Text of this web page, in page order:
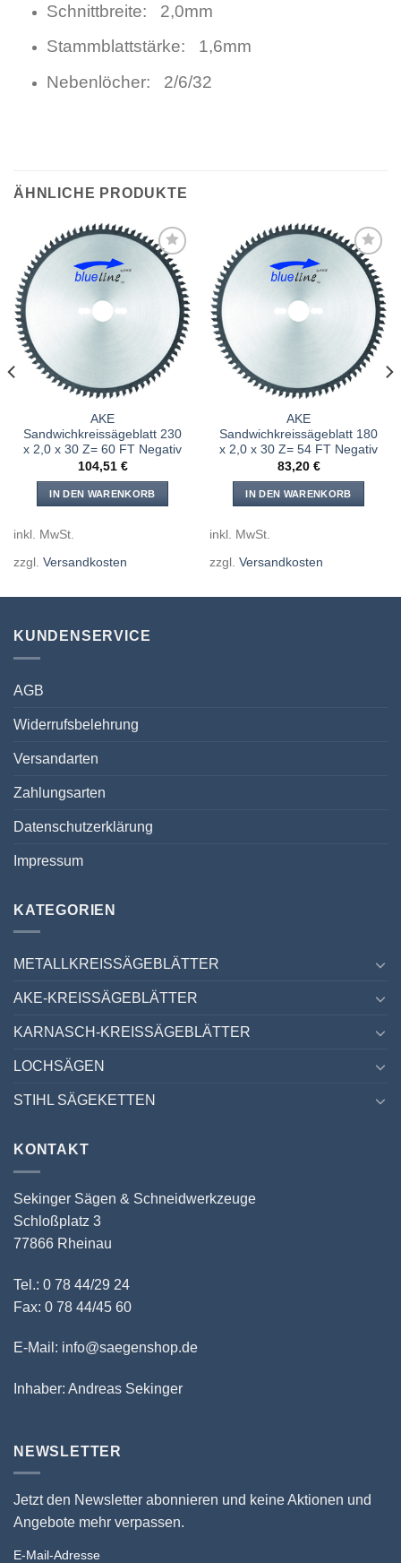
Schnittbreite: 2,0mm
Stammblattstärke: 1,6mm
Nebenlöcher: 2/6/32
ÄHNLICHE PRODUKTE
hinzufügen
AKE
Sandwichkreissägeblatt 230
x 2,0 x 30 Z= 60 FT Negativ
104,51 €
IN DEN WARENKORB
inkl. MwSt.
zzgl. Versandkosten
hinzufügen
AKE
Sandwichkreissägeblatt 180
x 2,0 x 30 Z= 54 FT Negativ
83,20 €
IN DEN WARENKORB
inkl. MwSt.
zzgl. Versandkosten
KUNDENSERVICE
AGB
Widerrufsbelehrung
Versandarten
Zahlungsarten
Datenschutzerklärung
Impressum
KATEGORIEN
METALLKREISSÄGEBLÄTTER
AKE-KREISSÄGEBLÄTTER
KARNASCH-KREISSÄGEBLÄTTER
LOCHSÄGEN
STIHL SÄGEKETTEN
KONTAKT
Sekinger Sägen & Schneidwerkzeuge
Schloßplatz 3
77866 Rheinau
Tel.: 0 78 44/29 24
Fax: 0 78 44/45 60
E-Mail: info@saegenshop.de
Inhaber: Andreas Sekinger
NEWSLETTER
Jetzt den Newsletter abonnieren und keine Aktionen und
Angebote mehr verpassen.
E-Mail-Adresse